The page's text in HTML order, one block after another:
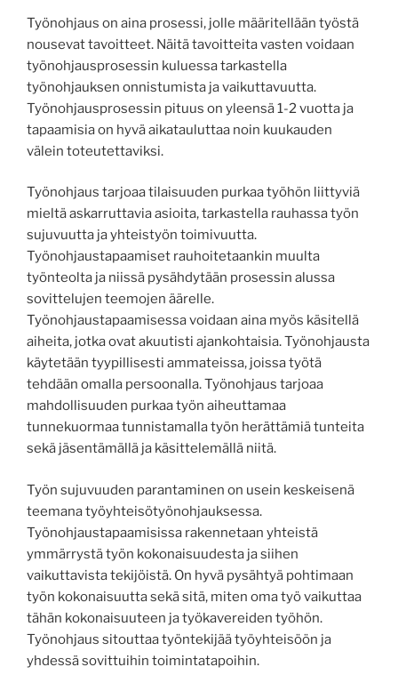
Työnohjaus on aina prosessi, jolle määritellään työstä
nousevat tavoitteet. Näitä tavoitteita vasten voidaan
työnohjausprosessin kuluessa tarkastella
työnohjauksen onnistumista ja vaikuttavuutta.
Työnohjausprosessin pituus on yleensä 1-2 vuotta ja
tapaamisia on hyvä aikatauluttaa noin kuukauden
välein toteutettaviksi.
Työnohjaus tarjoaa tilaisuuden purkaa työhön liittyviä
mieltä askarruttavia asioita, tarkastella rauhassa työn
sujuvuutta ja yhteistyön toimivuutta.
Työnohjaustapaamiset rauhoitetaankin muulta
työnteolta ja niissä pysähdytään prosessin alussa
sovittelujen teemojen äärelle.
Työnohjaustapaamisessa voidaan aina myös käsitellä
aiheita, jotka ovat akuutisti ajankohtaisia. Työnohjausta
käytetään tyypillisesti ammateissa, joissa työtä
tehdään omalla persoonalla. Työnohjaus tarjoaa
mahdollisuuden purkaa työn aiheuttamaa
tunnekuormaa tunnistamalla työn herättämiä tunteita
sekä jäsentämällä ja käsittelemällä niitä.
Työn sujuvuuden parantaminen on usein keskeisenä
teemana työyhteisötyönohjauksessa.
Työnohjaustapaamisissa rakennetaan yhteistä
ymmärrystä työn kokonaisuudesta ja siihen
vaikuttavista tekijöistä. On hyvä pysähtyä pohtimaan
työn kokonaisuutta sekä sitä, miten oma työ vaikuttaa
tähän kokonaisuuteen ja työkavereiden työhön.
Työnohjaus sitouttaa työntekijää työyhteisöön ja
yhdessä sovittuihin toimintatapoihin.